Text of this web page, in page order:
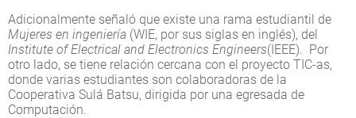
Adicionalmente señaló que existe una rama estudiantil de
Mujeres en ingeniería (WIE, por sus siglas en inglés), del
Institute of Electrical and Electronics Engineers(IEEE). Por
otro lado, se tiene relación cercana con el proyecto TIC-as,
donde varias estudiantes son colaboradoras de la
Cooperativa Sulá Batsu, dirigida por una egresada de
Computación.